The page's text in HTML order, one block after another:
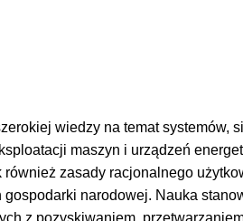
wiedzy na temat systemów,
maszyn i urządzeń
zasady racjonalnego
narodowej. Nauka
z pozyskiwaniem,